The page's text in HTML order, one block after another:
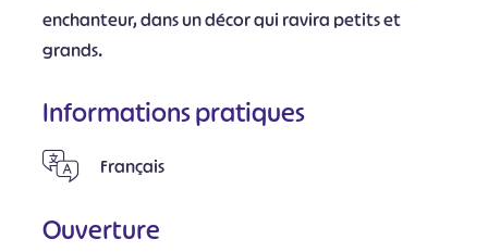
enchanteur, dans un décor qui ravira petits et
grands.
Informations pratiques
Français
Ouverture